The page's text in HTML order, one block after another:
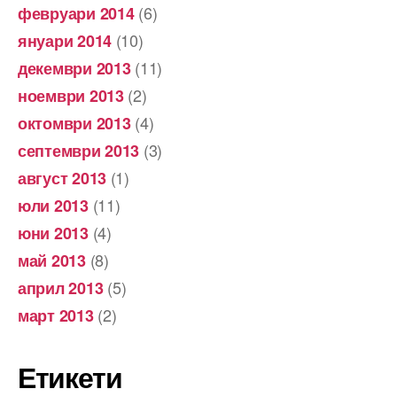
февруари 2014(6)
януари 2014 (10)
декември 2013(11)
ноември 2013(2)
октомври 2013(4)
септември 2013 (3)
август 2013 (1)
юли 2013(11)
юни 2013(4)
май 2013(8)
април 2013(5)
март 2013(2)
Етикети